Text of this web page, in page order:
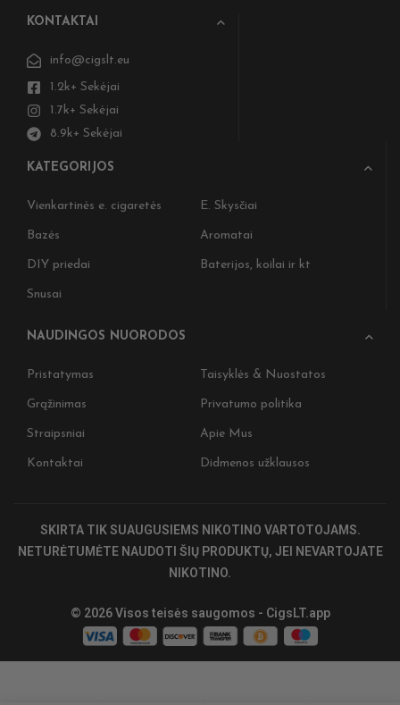
KONTAKTAI
info@cigslt.eu
1.2k+ Sekėjai
1.7k+ Sekėjai
8.9k+ Sekėjai
KATEGORIJOS
Vienkartinės e. cigaretės E. Skysčiai
Bazės Aromatai
DIY priedai Baterijos, koilai ir kt
Snusai
NAUDINGOS NUORODOS
Pristatymas Taisyklės & Nuostatos
Grąžinimas Privatumo politika
Straipsniai Apie Mus
Kontaktai Didmenos užklausos
SKIRTA TIK SUAUGUSIEMS NIKOTINO VARTOTOJAMS.
NETURĖTUMĖTE NAUDOTI ŠIŲ PRODUKTŲ, JEI NEVARTOJATE
NIKOTINO.
© 2026 Visos teisės saugomos - CigsLT.app